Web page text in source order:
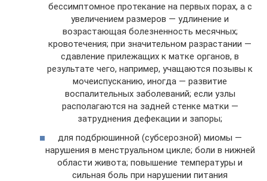
бессимптомное протекание на первых порах, а с
увеличением размеров — удлинение и
возрастающая болезненность месячных;
кровотечения; при значительном разрастании —
сдавление прилежащих к матке органов, в
результате чего, например, учащаются позывы к
мочеиспусканию, иногда — развитие
воспалительных заболеваний; если узлы
располагаются на задней стенке матки —
затруднения дефекации и запоры;
для подбрюшинной (субсерозной) миомы —
нарушения в менструальном цикле; боли в нижней
области живота; повышение температуры и
сильная боль при нарушении питания